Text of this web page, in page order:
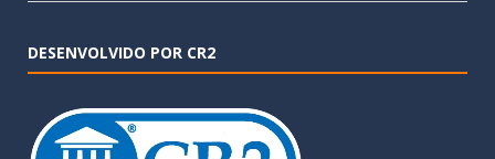
DESENVOLVIDO POR CR2